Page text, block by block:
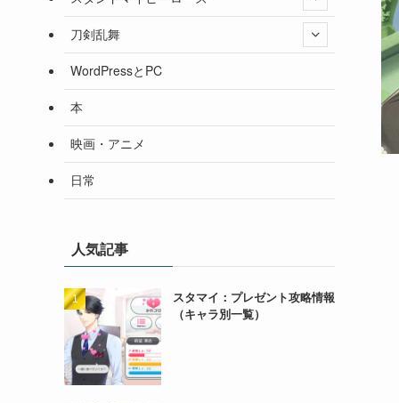
刀剣乱舞
WordPressとPC
本
映画・アニメ
日常
人気記事
スタマイ：プレゼント攻略情報
（キャラ別一覧）